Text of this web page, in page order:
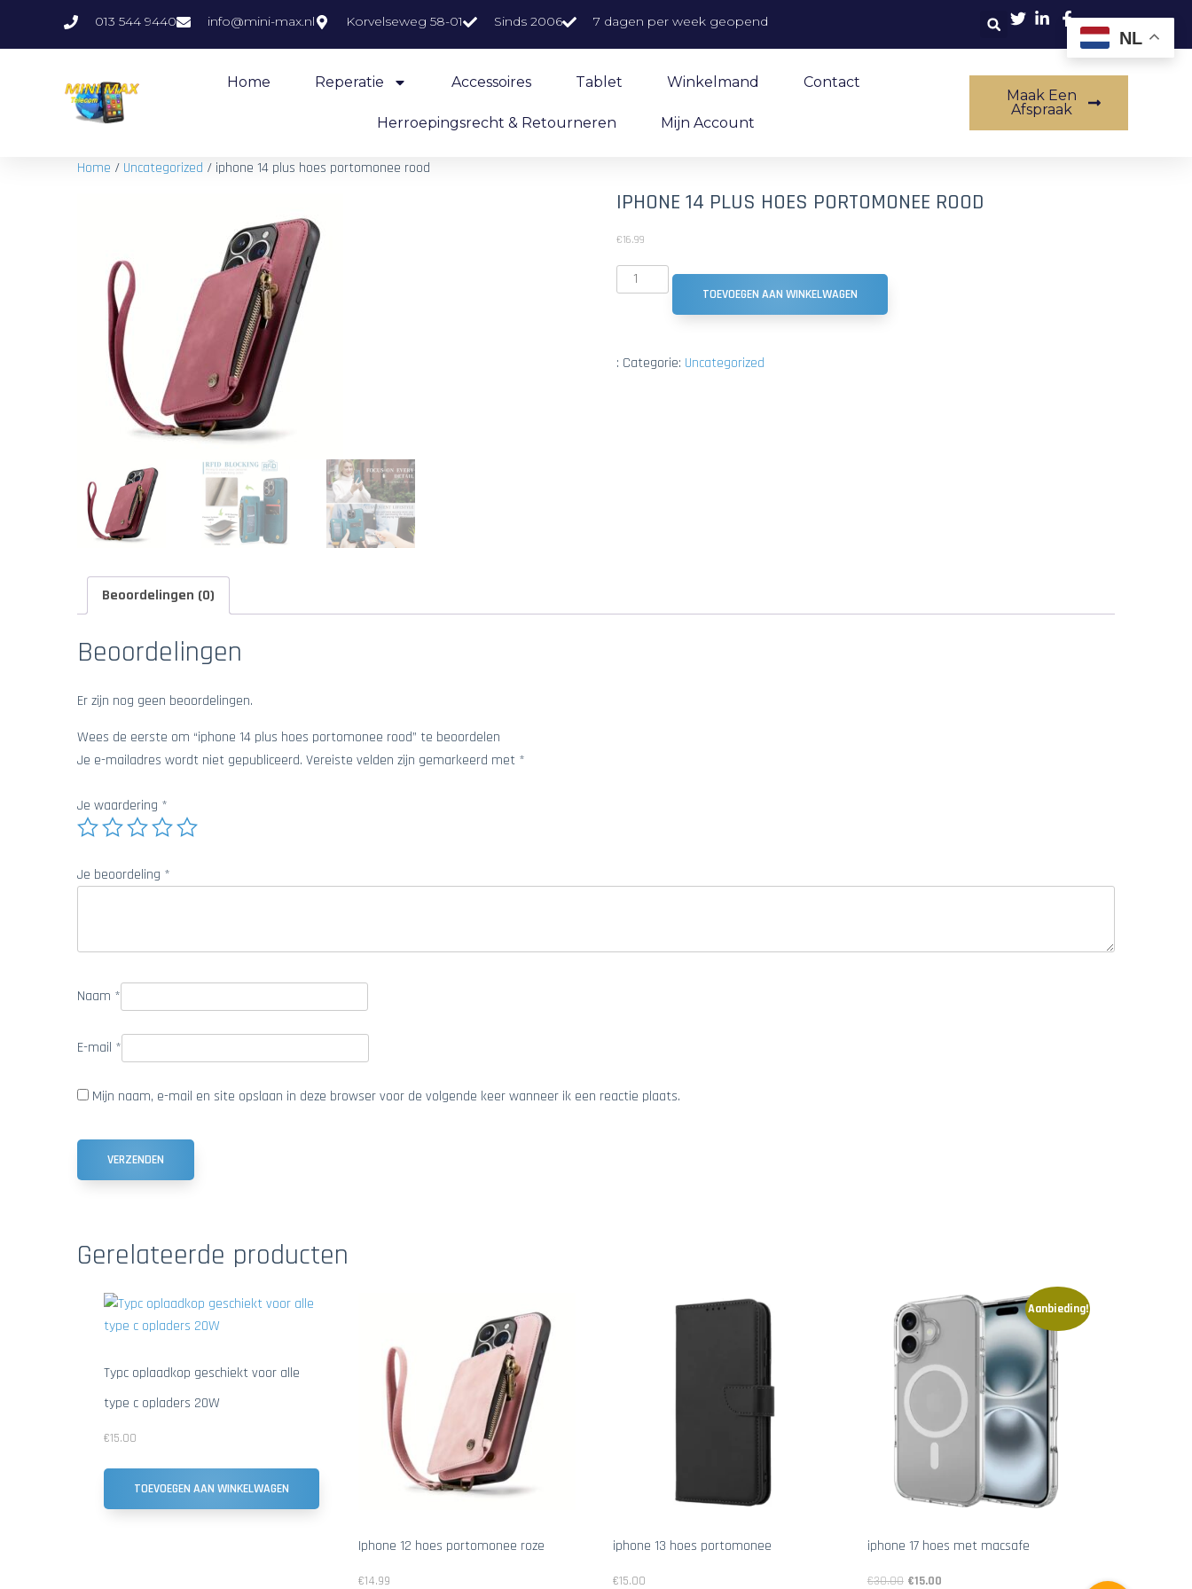
013 544 9440 info@mini-max.nl Korvelseweg 58-01 Sinds 2006 7 dagen per week geopend
Home Reperatie Accessoires Tablet Winkelmand Contact
Herroepingsrecht & Retourneren Mijn Account
Maak Een
Afspraak
Home / Uncategorized / iphone 14 plus hoes portomonee rood
IPHONE 14 PLUS HOES PORTOMONEE ROOD
€16.99
TOEVOEGEN AAN WINKELWAGEN
: Categorie: Uncategorized
Beoordelingen (0)
Beoordelingen
Er zijn nog geen beoordelingen.
Wees de eerste om “iphone 14 plus hoes portomonee rood” te beoordelen
Je e-mailadres wordt niet gepubliceerd. Vereiste velden zijn gemarkeerd met *
Je waardering *
Je beoordeling *
Naam *
E-mail *
Mijn naam, e-mail en site opslaan in deze browser voor de volgende keer wanneer ik een reactie plaats.
Gerelateerde producten
Typc oplaadkop geschiekt voor alle
type c opladers 20W
€15.00
TOEVOEGEN AAN WINKELWAGEN
Iphone 12 hoes portomonee roze
€14.99
iphone 13 hoes portomonee
€15.00
Aanbieding!
iphone 17 hoes met macsafe
€30.00 €15.00
NL